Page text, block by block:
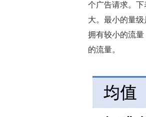
个广告请求。
大。最小的量
拥有较小的流
的流量。